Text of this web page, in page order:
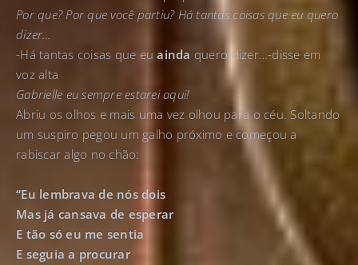
Por que? Por que você partiu? Há tantas coisas que eu quero
dizer…
-Há tantas coisas que euainda quero dizer…-disse em
voz alta
Gabrielle eu sempre estarei aqui!
Abriu os olhos e mais uma vez olhou para o céu. Soltando
um suspiro pegou um galho próximo e começou a
rabiscar algo no chão:
“Eu lembrava de nós dois
Mas já cansava de esperar
E tão só eu me sentia
E seguia a procurar